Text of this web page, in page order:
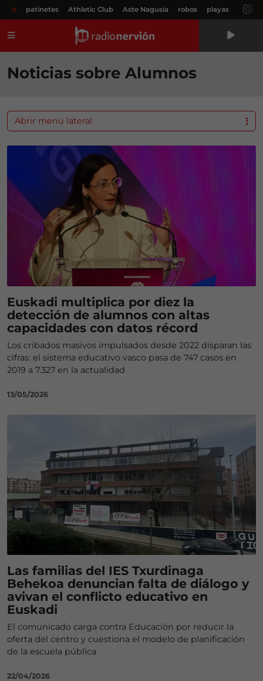
# patinetes Athletic Club Aste Nagusia robos playas
Noticias sobre Alumnos
Euskadi multiplica por diez la
detección de alumnos con altas
capacidades con datos récord
Los cribados masivos impulsados desde 2022 disparan las
cifras: el sistema educativo vasco pasa de 747 casos en
2019 a 7.327 en la actualidad
13/05/2026
Las familias del IES Txurdinaga
Behekoa denuncian falta de diálogo y
avivan el conflicto educativo en
Euskadi
El comunicado carga contra Educación por reducir la
oferta del centro y cuestiona el modelo de planificación
de la escuela pública
22/04/2026
Abrir menú lateral